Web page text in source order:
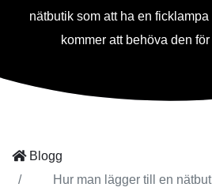
nätbutik som att ha en
kommer att behöva den
Blogg
Hur man lägger till en